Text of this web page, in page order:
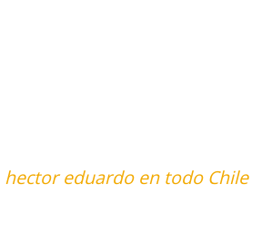
hector eduardo en todo Chile